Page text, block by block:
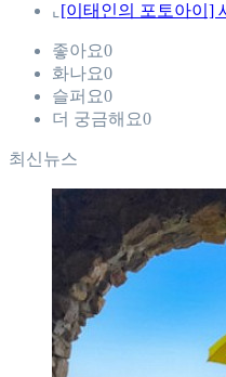
⌞ [이태인의 포토아이]
좋아요0
화나요0
슬퍼요0
더 궁금해요0
최신뉴스